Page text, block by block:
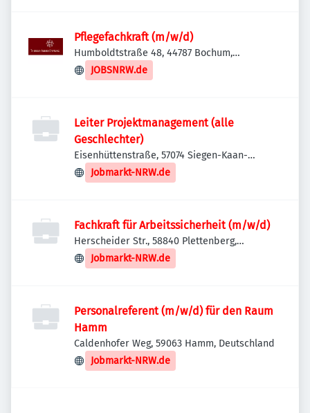
Pflegefachkraft (m/w/d)
Humboldtstraße 48, 44787 Bochum,
Deutschland
JOBSNRW.de
Leiter Projektmanagement (alle
Geschlechter)
Eisenhüttenstraße, 57074 Siegen-Kaan-
Marienborn, Deutschland
Jobmarkt-NRW.de
Fachkraft für Arbeitssicherheit (m/w/d)
Herscheider Str., 58840 Plettenberg,
Deutschland
Jobmarkt-NRW.de
Personalreferent (m/w/d) für den Raum
Hamm
Caldenhofer Weg, 59063 Hamm, Deutschland
Jobmarkt-NRW.de